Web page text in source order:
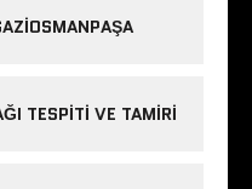
TESPITI VE TAMIRI